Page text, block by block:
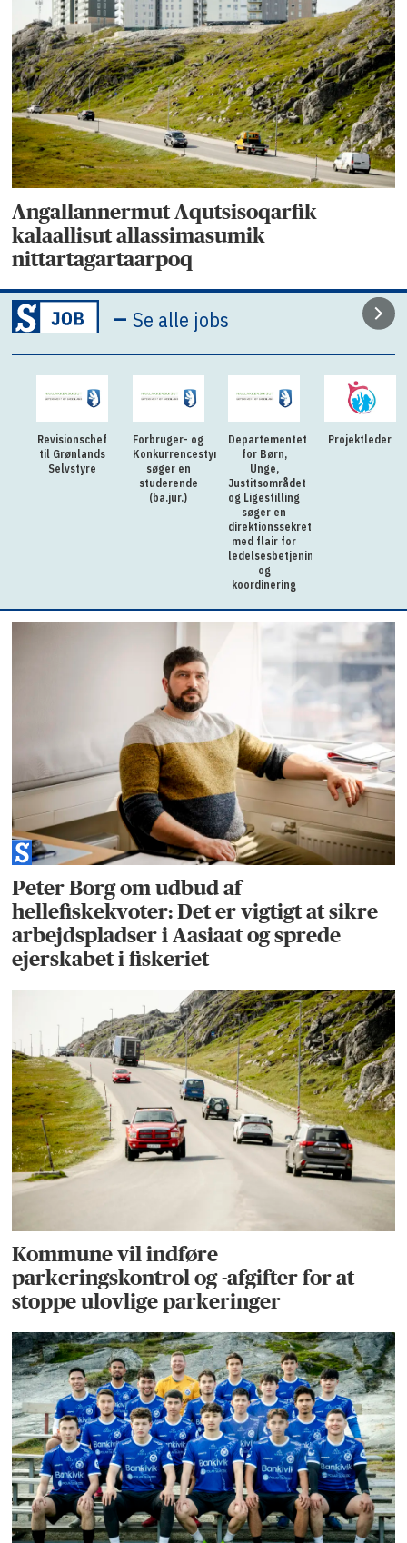
Angallannermut Aqutsisoqarfik
kalaallisut allassimasumik
nittartagartaarpoq
–Se alle jobs
Revisionschef
til Grønlands
Selvstyre
Forbruger- og
Konkurrencestyrelsen
søger en
studerende
(ba.jur.)
Departementet
for Børn,
Unge,
Justitsområdet
og Ligestilling
søger en
direktionssekretær
med flair for
ledelsesbetjening
og
koordinering
Projektleder
Peter Borg om udbud af
hellefiskekvoter: Det er vigtigt at sikre
arbejdspladser i Aasiaat og sprede
ejerskabet i fiskeriet
Kommune vil indføre
parkeringskontrol og -afgifter for at
stoppe ulovlige parkeringer